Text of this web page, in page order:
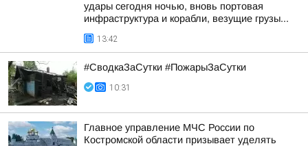
удары сегодня ночью, вновь портовая
инфраструктура и корабли, везущие грузы...
13:42
#СводкаЗаСутки #ПожарыЗаСутки
10:31
Главное управление МЧС России по
Костромской области призывает уделять